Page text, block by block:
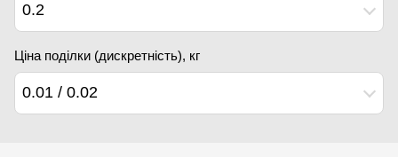
0.2
Ціна поділки (дискретність), кг
0.01 / 0.02